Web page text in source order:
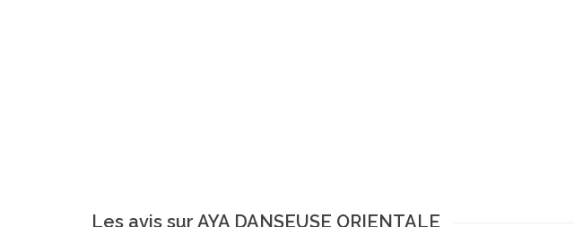
Les avis sur AYA DANSEUSE ORIENTALE